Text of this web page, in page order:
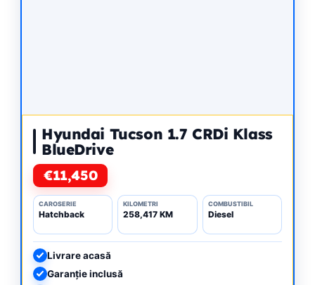
Hyundai Tucson 1.7 CRDi Klass
BlueDrive
€11,450
CAROSERIE
Hatchback
KILOMETRI
258,417 KM
COMBUSTIBIL
Diesel
Livrare acasă
Garanție inclusă